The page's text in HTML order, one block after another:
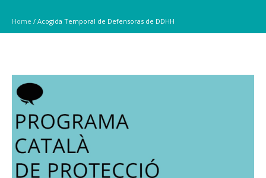
Home / Acogida Temporal de Defensoras de DDHH